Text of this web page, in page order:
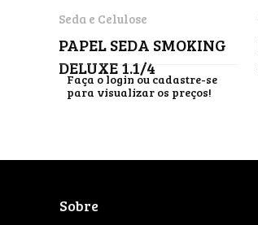
Seda e Celulose
PAPEL SEDA SMOKING
DELUXE 1.1/4
Faça o login ou cadastre-se
para visualizar os preços!
Sobre